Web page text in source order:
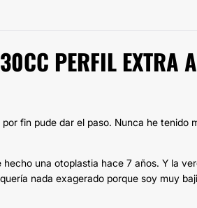
PERFIL EXTRA
fin pude dar el paso. Nunca he tenido
una otoplastia hace 7 años. Y la
nada exagerado porque soy muy